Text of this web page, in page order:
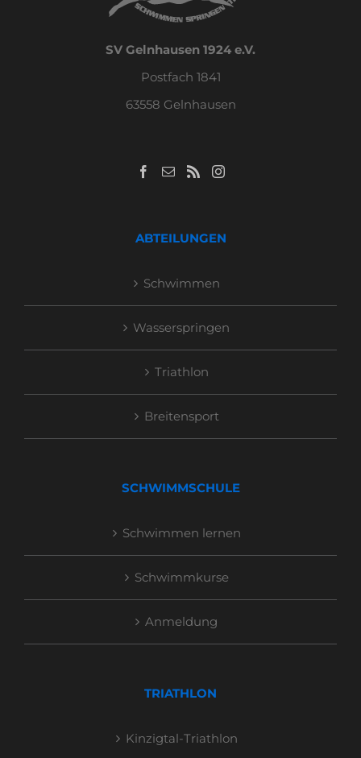
SV Gelnhausen 1924 e.V.
Postfach 1841
63558 Gelnhausen
ABTEILUNGEN
Schwimmen
Wasserspringen
Triathlon
Breitensport
SCHWIMMSCHULE
Schwimmen lernen
Schwimmkurse
Anmeldung
TRIATHLON
Kinzigtal-Triathlon